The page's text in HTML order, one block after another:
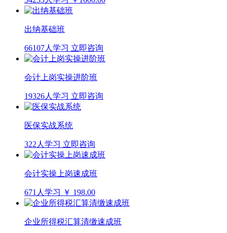
出纳基础班
66107人学习 立即咨询
会计上岗实操进阶班
19326人学习 立即咨询
医保实战系统
322人学习 立即咨询
会计实操上岗速成班
671人学习 ￥ 198.00
企业所得税汇算清缴速成班